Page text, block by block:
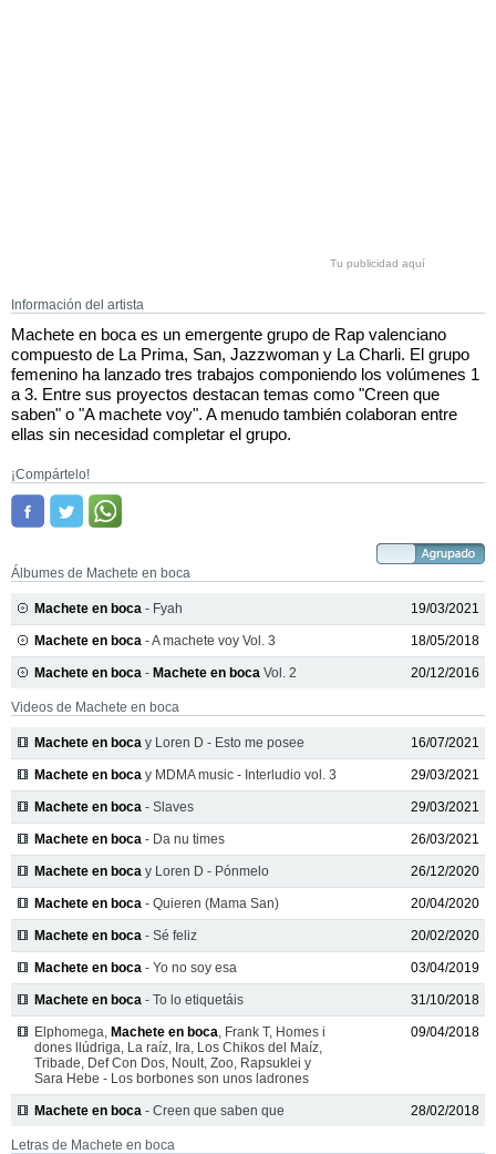
Tu publicidad aquí
Información del artista
Machete en boca es un emergente grupo de Rap valenciano
compuesto de La Prima, San, Jazzwoman y La Charli. El grupo
femenino ha lanzado tres trabajos componiendo los volúmenes 1
a 3. Entre sus proyectos destacan temas como "Creen que
saben" o "A machete voy". A menudo también colaboran entre
ellas sin necesidad completar el grupo.
¡Compártelo!
Álbumes de Machete en boca
Machete en boca - Fyah 19/03/2021
Machete en boca - A machete voy Vol. 3 18/05/2018
Machete en boca - Machete en boca Vol. 2 20/12/2016
Videos de Machete en boca
Machete en boca y Loren D - Esto me posee 16/07/2021
Machete en boca y MDMA music - Interludio vol. 3 29/03/2021
Machete en boca - Slaves 29/03/2021
Machete en boca - Da nu times 26/03/2021
Machete en boca y Loren D - Pónmelo 26/12/2020
Machete en boca - Quieren (Mama San) 20/04/2020
Machete en boca - Sé feliz 20/02/2020
Machete en boca - Yo no soy esa 03/04/2019
Machete en boca - To lo etiquetáis 31/10/2018
Elphomega, Machete en boca, Frank T, Homes i
dones llúdriga, La raíz, Ira, Los Chikos del Maíz,
Tribade, Def Con Dos, Noult, Zoo, Rapsuklei y
Sara Hebe - Los borbones son unos ladrones
09/04/2018
Machete en boca - Creen que saben que 28/02/2018
Letras de Machete en boca